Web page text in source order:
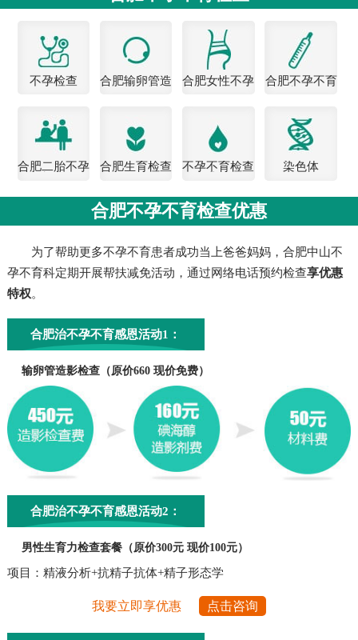
不孕检查
合肥输卵管造
合肥女性不孕
合肥不孕不育
合肥二胎不孕
合肥生育检查
不孕不育检查
染色体
合肥不孕不育检查优惠
为了帮助更多不孕不育患者成功当上爸爸妈妈，合肥中山不
孕不育科定期开展帮扶减免活动，通过网络电话预约检查享优惠
特权。
合肥治不孕不育感恩活动1：
输卵管造影检查（原价660 现价免费）
合肥治不孕不育感恩活动2：
男性生育力检查套餐（原价300元 现价100元）
项目：精液分析+抗精子抗体+精子形态学
我要立即享优惠 点击咨询